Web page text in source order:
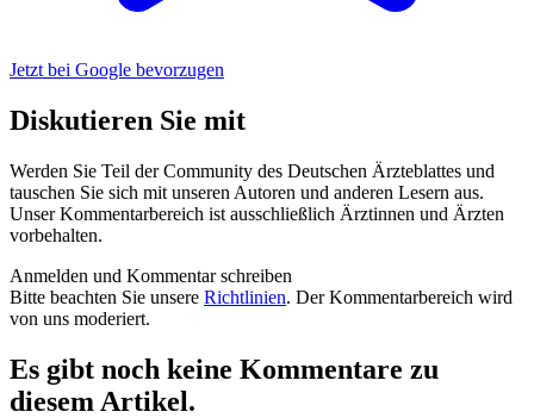
Jetzt bei Google bevorzugen
Diskutieren Sie mit
Werden Sie Teil der Community des Deutschen Ärzteblattes und
tauschen Sie sich mit unseren Autoren und anderen Lesern aus.
Unser Kommentarbereich ist ausschließlich Ärztinnen und Ärzten
vorbehalten.
Anmelden und Kommentar schreiben
Bitte beachten Sie unsere Richtlinien. Der Kommentarbereich wird
von uns moderiert.
Es gibt noch keine Kommentare zu
diesem Artikel.